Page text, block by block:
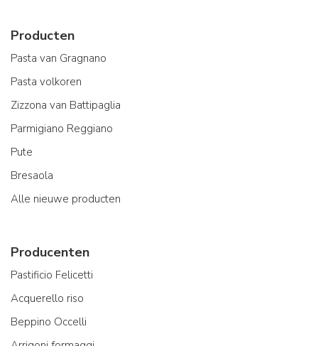
Producten
Pasta van Gragnano
Pasta volkoren
Zizzona van Battipaglia
Parmigiano Reggiano
Pute
Bresaola
Alle nieuwe producten
Producenten
Pastificio Felicetti
Acquerello riso
Beppino Occelli